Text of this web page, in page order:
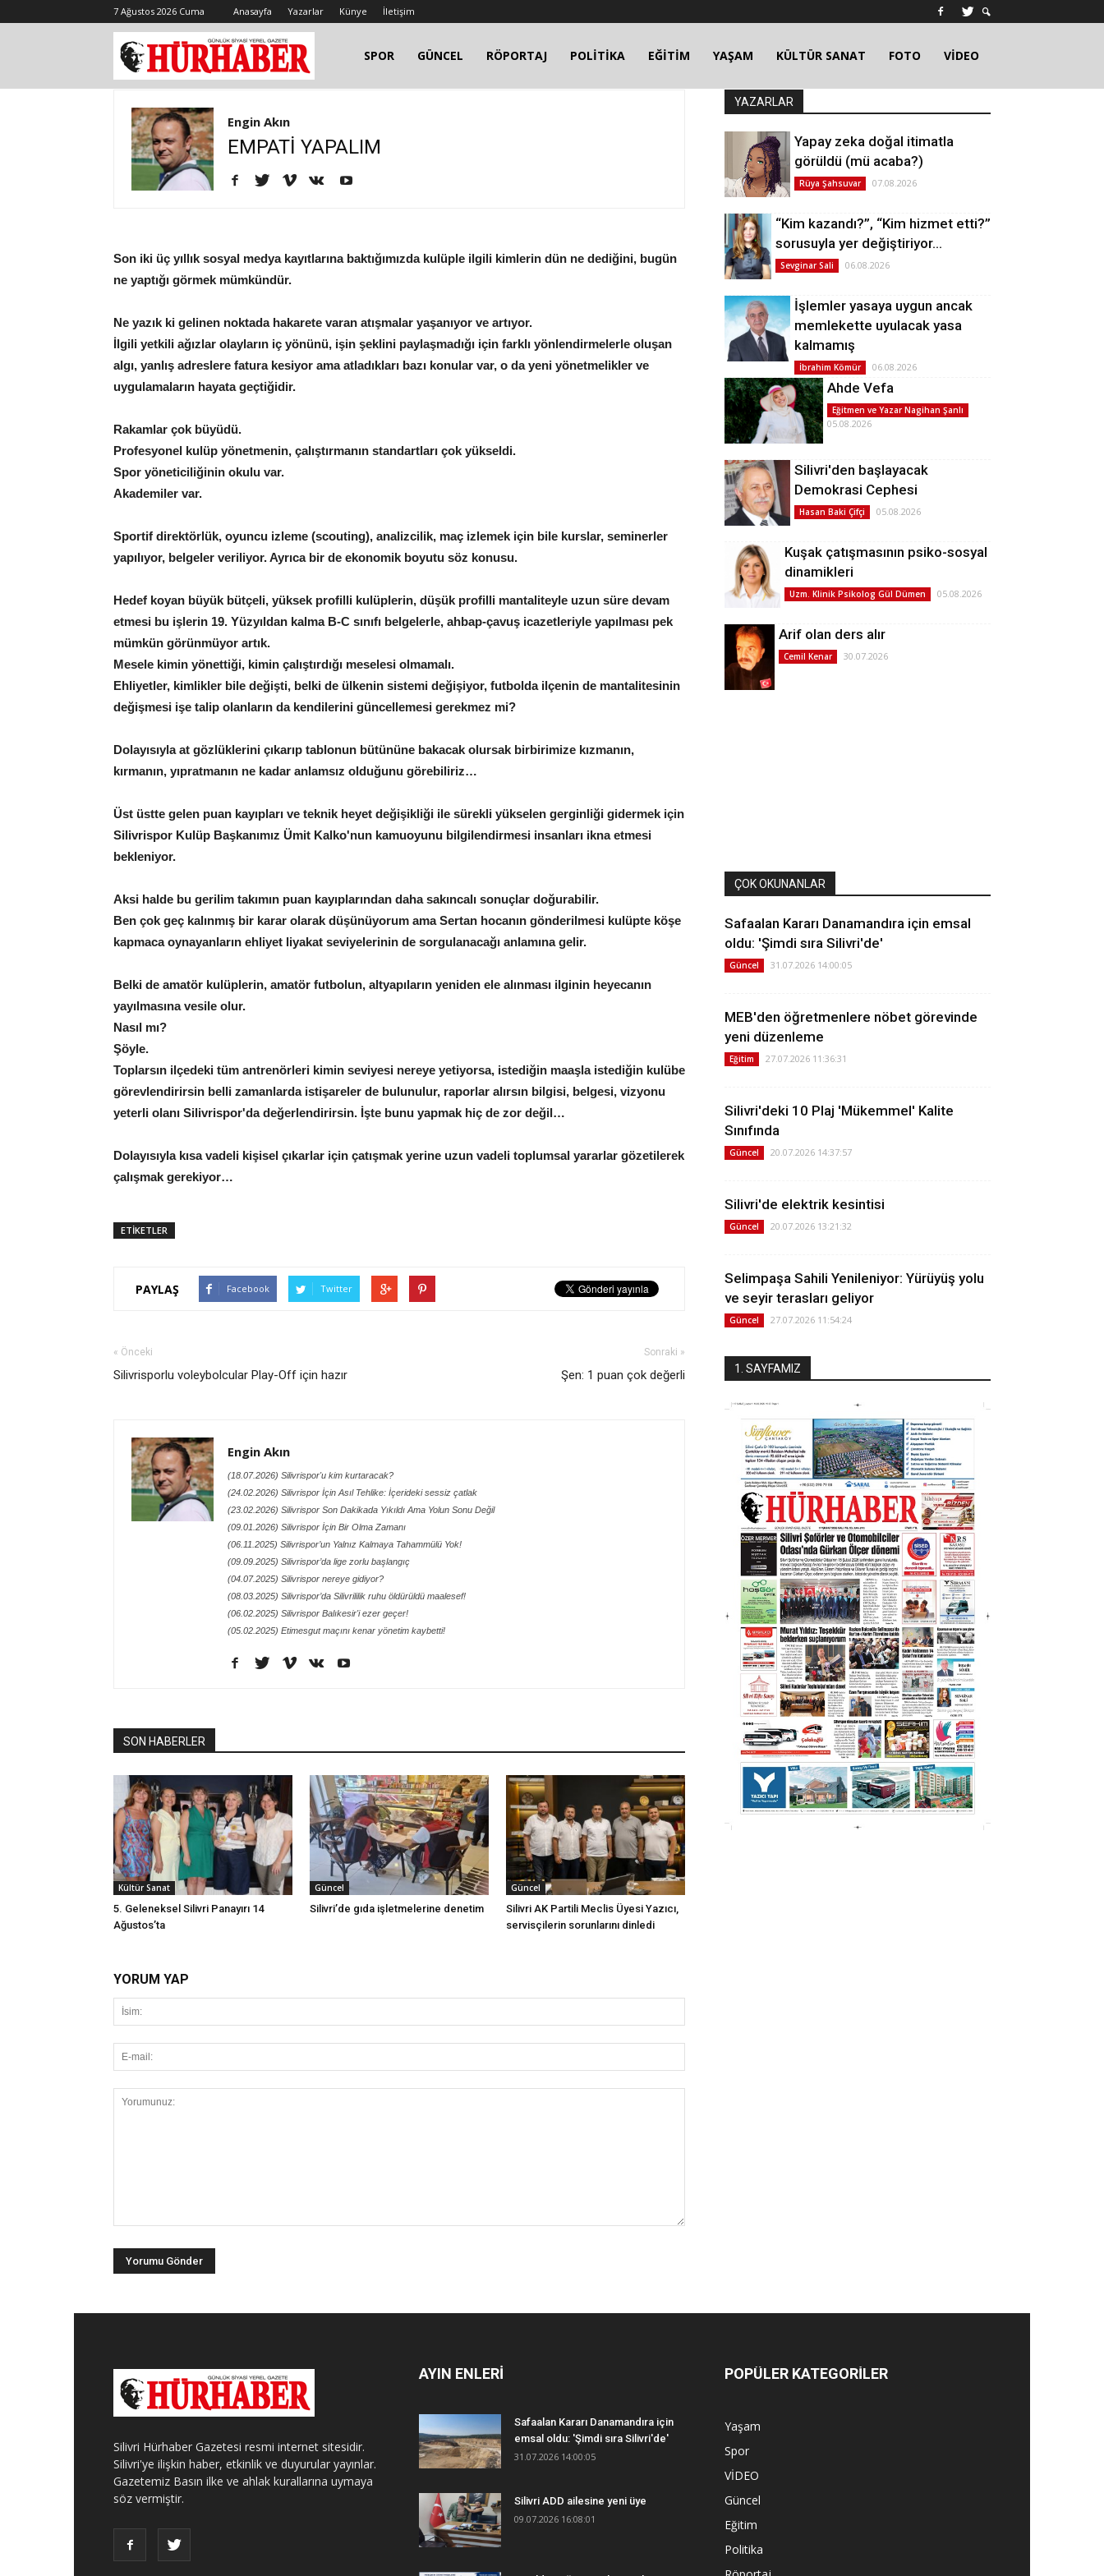
7 Ağustos 2026 Cuma Anasayfa Yazarlar Künye İletişim
SPOR GÜNCEL RÖPORTAJ POLİTİKA EĞİTİM YAŞAM KÜLTÜR SANAT FOTO VİDEO
Engin Akın
EMPATİ YAPALIM
Son iki üç yıllık sosyal medya kayıtlarına baktığımızda kulüple ilgili kimlerin dün ne dediğini, bugün
ne yaptığı görmek mümkündür.
Ne yazık ki gelinen noktada hakarete varan atışmalar yaşanıyor ve artıyor.
İlgili yetkili ağızlar olayların iç yönünü, işin şeklini paylaşmadığı için farklı yönlendirmelerle oluşan
algı, yanlış adreslere fatura kesiyor ama atladıkları bazı konular var, o da yeni yönetmelikler ve
uygulamaların hayata geçtiğidir.
Rakamlar çok büyüdü.
Profesyonel kulüp yönetmenin, çalıştırmanın standartları çok yükseldi.
Spor yöneticiliğinin okulu var.
Akademiler var.
Sportif direktörlük, oyuncu izleme (scouting), analizcilik, maç izlemek için bile kurslar, seminerler
yapılıyor, belgeler veriliyor. Ayrıca bir de ekonomik boyutu söz konusu.
Hedef koyan büyük bütçeli, yüksek profilli kulüplerin, düşük profilli mantaliteyle uzun süre devam
etmesi bu işlerin 19. Yüzyıldan kalma B-C sınıfı belgelerle, ahbap-çavuş icazetleriyle yapılması pek
mümkün görünmüyor artık.
Mesele kimin yönettiği, kimin çalıştırdığı meselesi olmamalı.
Ehliyetler, kimlikler bile değişti, belki de ülkenin sistemi değişiyor, futbolda ilçenin de mantalitesinin
değişmesi işe talip olanların da kendilerini güncellemesi gerekmez mi?
Dolayısıyla at gözlüklerini çıkarıp tablonun bütününe bakacak olursak birbirimize kızmanın,
kırmanın, yıpratmanın ne kadar anlamsız olduğunu görebiliriz…
Üst üstte gelen puan kayıpları ve teknik heyet değişikliği ile sürekli yükselen gerginliği gidermek için
Silivrispor Kulüp Başkanımız Ümit Kalko'nun kamuoyunu bilgilendirmesi insanları ikna etmesi
bekleniyor.
Aksi halde bu gerilim takımın puan kayıplarından daha sakıncalı sonuçlar doğurabilir.
Ben çok geç kalınmış bir karar olarak düşünüyorum ama Sertan hocanın gönderilmesi kulüpte köşe
kapmaca oynayanların ehliyet liyakat seviyelerinin de sorgulanacağı anlamına gelir.
Belki de amatör kulüplerin, amatör futbolun, altyapıların yeniden ele alınması ilginin heyecanın
yayılmasına vesile olur.
Nasıl mı?
Şöyle.
Toplarsın ilçedeki tüm antrenörleri kimin seviyesi nereye yetiyorsa, istediğin maaşla istediğin kulübe
görevlendirirsin belli zamanlarda istişareler de bulunulur, raporlar alırsın bilgisi, belgesi, vizyonu
yeterli olanı Silivrispor'da değerlendirirsin. İşte bunu yapmak hiç de zor değil…
Dolayısıyla kısa vadeli kişisel çıkarlar için çatışmak yerine uzun vadeli toplumsal yararlar gözetilerek
çalışmak gerekiyor…
ETİKETLER
PAYLAŞ Facebook Twitter
« Önceki
Silivrisporlu voleybolcular Play-Off için hazır
Sonraki »
Şen: 1 puan çok değerli
Engin Akın
(18.07.2026) Silivrispor'u kim kurtaracak?
(24.02.2026) Silivrispor İçin Asıl Tehlike: İçerideki sessiz çatlak
(23.02.2026) Silivrispor Son Dakikada Yıkıldı Ama Yolun Sonu Değil
(09.01.2026) Silivrispor İçin Bir Olma Zamanı
(06.11.2025) Silivrispor’un Yalnız Kalmaya Tahammülü Yok!
(09.09.2025) Silivrispor’da lige zorlu başlangıç
(04.07.2025) Silivrispor nereye gidiyor?
(08.03.2025) Silivrispor’da Silivrililik ruhu öldürüldü maalesef!
(06.02.2025) Silivrispor Balıkesir'i ezer geçer!
(05.02.2025) Etimesgut maçını kenar yönetim kaybetti!
SON HABERLER
Kültür Sanat
5. Geleneksel Silivri Panayırı 14
Ağustos’ta
Güncel
Silivri’de gıda işletmelerine denetim
Güncel
Silivri AK Partili Meclis Üyesi Yazıcı,
servisçilerin sorunlarını dinledi
YORUM YAP
YAZARLAR
Yapay zeka doğal itimatla
görüldü (mü acaba?)
Rüya Şahsuvar 07.08.2026
“Kim kazandı?”, “Kim hizmet etti?”
sorusuyla yer değiştiriyor…
Sevginar Sali 06.08.2026
İşlemler yasaya uygun ancak
memlekette uyulacak yasa
kalmamış
İbrahim Kömür 06.08.2026
Ahde Vefa
Eğitmen ve Yazar Nagihan Şanlı
05.08.2026
Silivri'den başlayacak
Demokrasi Cephesi
Hasan Baki Çifçi 05.08.2026
Kuşak çatışmasının psiko-sosyal
dinamikleri
Uzm. Klinik Psikolog Gül Dümen 05.08.2026
Arif olan ders alır
Cemil Kenar 30.07.2026
ÇOK OKUNANLAR
Safaalan Kararı Danamandıra için emsal
oldu: 'Şimdi sıra Silivri'de'
Güncel 31.07.2026 14:00:05
MEB'den öğretmenlere nöbet görevinde
yeni düzenleme
Eğitim 27.07.2026 11:36:31
Silivri'deki 10 Plaj 'Mükemmel' Kalite
Sınıfında
Güncel 20.07.2026 14:37:57
Silivri'de elektrik kesintisi
Güncel 20.07.2026 13:21:32
Selimpaşa Sahili Yenileniyor: Yürüyüş yolu
ve seyir terasları geliyor
Güncel 27.07.2026 11:54:24
1. SAYFAMIZ
Silivri Hürhaber Gazetesi resmi internet sitesidir.
Silivri'ye ilişkin haber, etkinlik ve duyurular yayınlar.
Gazetemiz Basın ilke ve ahlak kurallarına uymaya
söz vermiştir.
AYIN ENLERİ
Safaalan Kararı Danamandıra için
emsal oldu: 'Şimdi sıra Silivri'de'
31.07.2026 14:00:05
Silivri ADD ailesine yeni üye
09.07.2026 16:08:01
POPÜLER KATEGORİLER
Yaşam
Spor
VİDEO
Güncel
Eğitim
Politika